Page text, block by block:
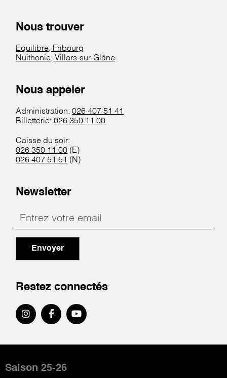
Nous trouver
Equilibre, Fribourg
Nuithonie, Villars-sur-Glâne
Nous appeler
Administration:026 407 51 41
Billetterie:026 350 11 00
Caisse du soir:
026 350 11 00 (E)
026 407 51 51 (N)
Newsletter
Envoyer
Restez connectés
de
Saison 25-26